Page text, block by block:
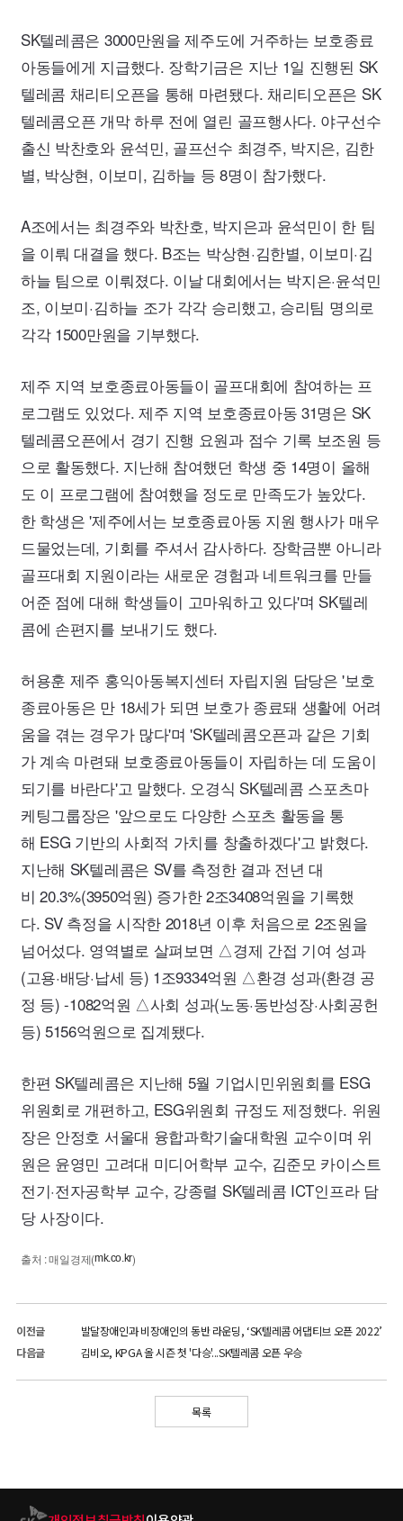
SK텔레콤은 3000만원을 제주도에 거주하는 보호종료
아동들에게 지급했다. 장학기금은 지난 1일 진행된 SK
텔레콤 채리티오픈을 통해 마련됐다. 채리티오픈은 SK
텔레콤오픈 개막 하루 전에 열린 골프행사다. 야구선수
출신 박찬호와 윤석민, 골프선수 최경주, 박지은, 김한
별, 박상현, 이보미, 김하늘 등 8명이 참가했다.
A조에서는 최경주와 박찬호, 박지은과 윤석민이 한 팀
을 이뤄 대결을 했다. B조는 박상현·김한별, 이보미·김
하늘 팀으로 이뤄졌다. 이날 대회에서는 박지은·윤석민
조, 이보미·김하늘 조가 각각 승리했고, 승리팀 명의로
각각 1500만원을 기부했다.
제주 지역 보호종료아동들이 골프대회에 참여하는 프
로그램도 있었다. 제주 지역 보호종료아동31명은 SK
텔레콤오픈에서 경기 진행 요원과 점수 기록 보조원 등
으로 활동했다. 지난해 참여했던 학생 중 14명이 올해
도 이 프로그램에 참여했을 정도로 만족도가 높았다.
한 학생은 '제주에서는 보호종료아동 지원 행사가 매우
드물었는데, 기회를 주셔서 감사하다. 장학금뿐 아니라
골프대회 지원이라는 새로운 경험과 네트워크를 만들
어준 점에 대해 학생들이 고마워하고 있다'며 SK텔레
콤에 손편지를 보내기도 했다.
허용훈 제주 홍익아동복지센터 자립지원 담당은 '보호
종료아동은 만 18세가 되면 보호가 종료돼 생활에 어려
움을 겪는 경우가 많다'며 'SK텔레콤오픈과 같은 기회
가 계속 마련돼 보호종료아동들이 자립하는 데 도움이
되기를 바란다'고 말했다. 오경식 SK텔레콤 스포츠마
케팅그룹장은 '앞으로도 다양한 스포츠 활동을 통
해 ESG 기반의 사회적 가치를 창출하겠다'고 밝혔다.
지난해 SK텔레콤은 SV를 측정한 결과 전년 대
비20.3%(3950억원) 증가한 2조3408억원을 기록했
다. SV측정을 시작한 2018년 이후 처음으로 2조원을
넘어섰다. 영역별로 살펴보면 △경제 간접 기여 성과
(고용·배당·납세 등) 1조9334억원 △환경 성과(환경 공
정 등)-1082억원 △사회 성과(노동·동반성장·사회공헌
등)5156억원으로 집계됐다.
한편 SK텔레콤은 지난해 5월 기업시민위원회를 ESG
위원회로 개편하고, ESG위원회 규정도 제정했다. 위원
장은 안정호 서울대 융합과학기술대학원 교수이며 위
원은 윤영민 고려대 미디어학부 교수, 김준모 카이스트
전기·전자공학부 교수, 강종렬 SK텔레콤 ICT인프라 담
당 사장이다.
출처 : 매일경제(mk.co.kr)
이전글
발달장애인과 비장애인의 동반 라운딩, ‘SK텔레콤 어댑티브 오픈 2022’
다음글
김비오, KPGA 올 시즌 첫 '다승'...SK텔레콤 오픈 우승
목록